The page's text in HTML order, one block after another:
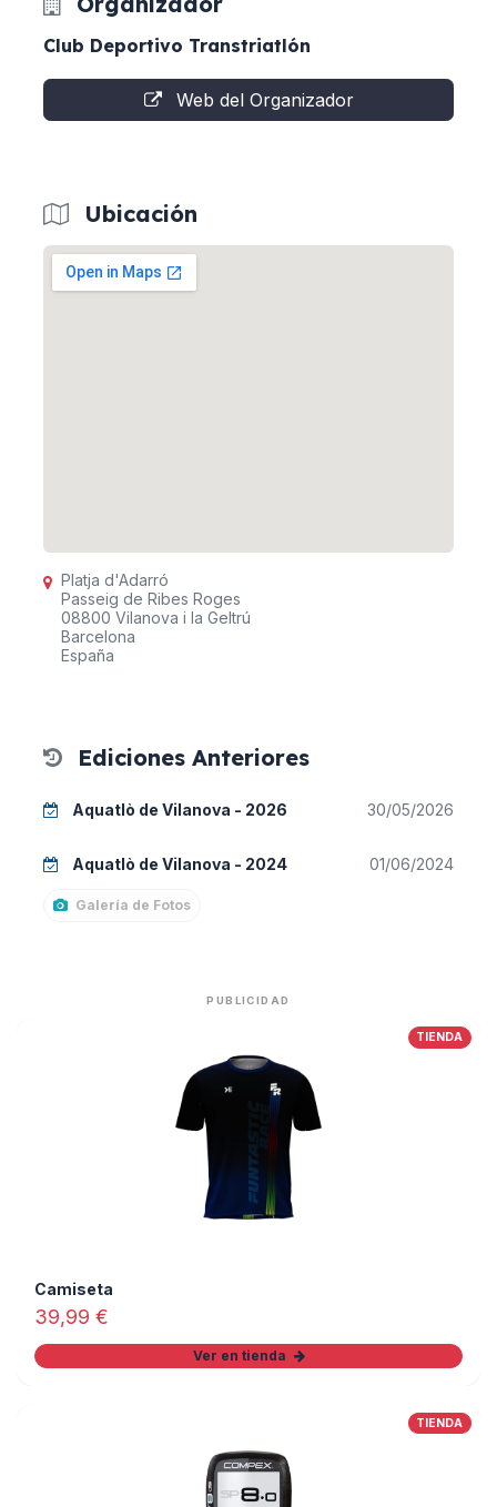
Club Deportivo Transtriatlón
Web del Organizador
Ubicación
Platja d'Adarró
Passeig de Ribes Roges
08800 Vilanova i la Geltrú
Barcelona
España
Ediciones Anteriores
Aquatlò de Vilanova - 2026 30/05/2026
Aquatlò de Vilanova - 2024 01/06/2024
Galería de Fotos
PUBLICIDAD
TIENDA
Camiseta
39,99 €
Ver en tienda
TIENDA